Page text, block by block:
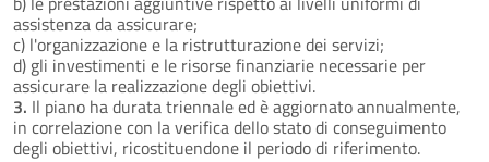
assistenza da assicurare;
c) l'organizzazione e la ristrutturazione dei servizi;
d) gli investimenti e le risorse finanziarie necessarie per
assicurare la realizzazione degli obiettivi.
3. Il piano ha durata triennale ed è aggiornato annualmente,
in correlazione con la verifica dello stato di conseguimento
degli obiettivi, ricostituendone il periodo di riferimento.